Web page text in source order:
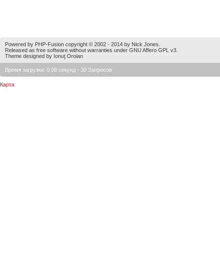
Powered by PHP-Fusion copyright © 2002 - 2014 by Nick Jones.
Released as free software without warranties under GNU Affero GPL v3.
Theme designed by Ionuţ Oroian
Время загрузки: 0.08 секунд - 30 Запросов
Карта